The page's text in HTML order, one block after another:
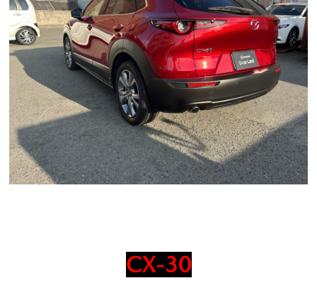
CX-30